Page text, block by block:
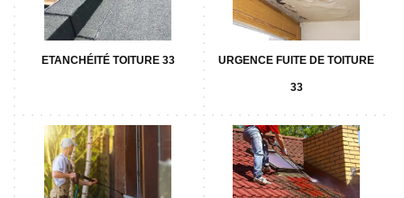
ETANCHÉITÉ TOITURE 33 URGENCE FUITE DE TOITURE
33